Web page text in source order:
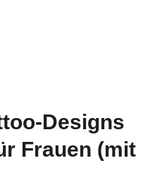
Designs
Frauen (mit